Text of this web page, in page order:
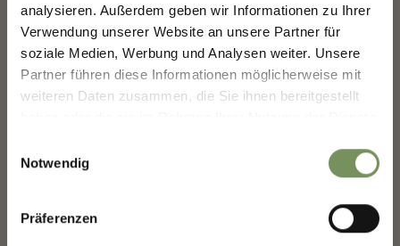
analysieren. Außerdem geben wir Informationen zu Ihrer
Verwendung unserer Website an unsere Partner für
soziale Medien, Werbung und Analysen weiter. Unsere
Partner führen diese Informationen möglicherweise mit
weiteren Daten zusammen, die Sie ihnen bereitgestellt
Notwendig
Präferenzen
RODELBAHNEN, RODELN LTS
NATURRODELBAHN MERAN 2000
Die 3 km lange Naturrodelbahn im Ski- und Wandergebiet Meran 2000
ist besonders geeignet für Familien und Gruppen. Die Rodelpiste
MERANS ZUKUNFT GESTALTEN —
GEMEINSAM.
Deine Meinung zählt. Scannen, teilen, bewegen.